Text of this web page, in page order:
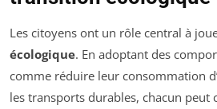
Les citoyens ont un rôle central à
écologique. En adoptant des
comme réduire leur consommation
les transports durables, chacun peut